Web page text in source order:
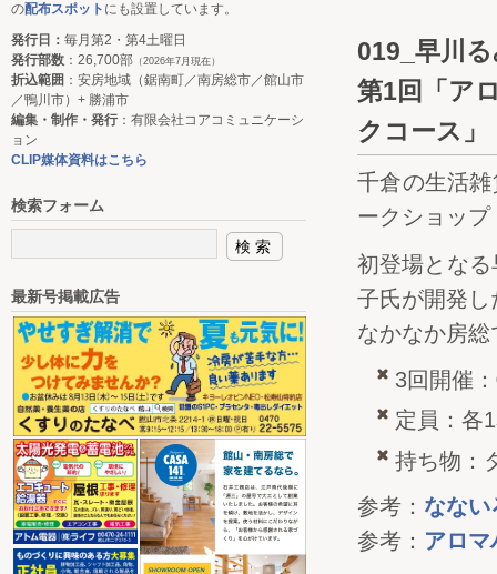
019_早川
第1回「ア
クコース」
千倉の生活
ークショッ
初登場とな
子氏が開発
なかなか房
3回開催
定員：各
持ち物：
参考： なない
参考： アロ
の配布スポット にも設置しています。
発行日： 毎月第2・第4土曜日
発行部数 ：26,700部 （2026年7月現在）
折込範囲 ：安房地域（鋸南町／南房総市／館山市
／鴨川市）+ 勝浦市
編集・制作・発行：有限会社コアコミュニケーシ
ョン
CLIP媒体資料はこちら
検索フォーム
最新号掲載広告